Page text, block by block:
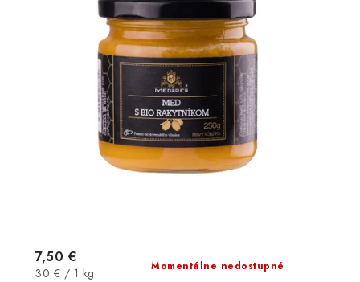
Momentálne nedostupné
7,50 €
Jednotková
30 € / 1 kg